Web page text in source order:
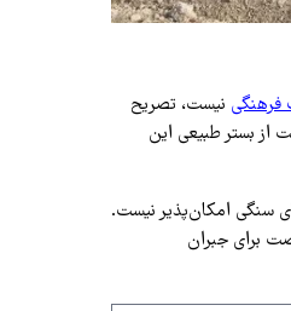
فرهنگی نیست، تصریح
از بستر طبیعی این
سنگی امکان‌پذیر نیست.
برای جبران